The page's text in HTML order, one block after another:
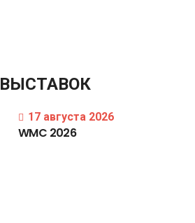
ВЫСТАВОК
17 августа 2026
WMC 2026